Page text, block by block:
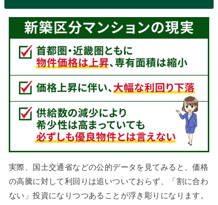
実際、国土交通省などの公的データを見てみると、価格
の高騰に対して利回りは追いついておらず、「割に合わ
ない」投資になりつつあることが浮き彫りになります。